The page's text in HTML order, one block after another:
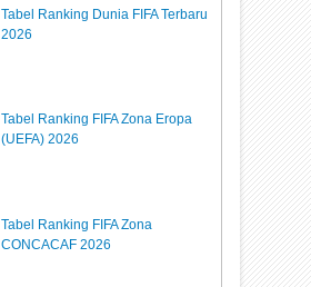
Tabel Ranking Dunia FIFA Terbaru
2026
Tabel Ranking FIFA Zona Eropa
(UEFA) 2026
Tabel Ranking FIFA Zona
CONCACAF 2026